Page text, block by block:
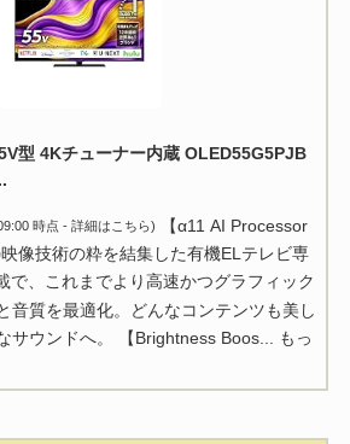
型 4Kチューナー内蔵 OLED55G5PJB
時点 - 詳細はこちら)
【α11 AI Processor
像技術の粋を結集した有機ELテレビ専
で、これまでより高速かつグラフィック
音質を最適化。どんなコンテンツも美し
サウンドへ。 【Brightness Boos...
もっ